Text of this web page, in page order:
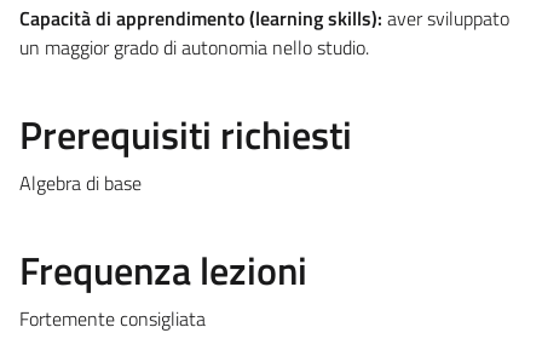
Capacità di apprendimento (learning skills): aver sviluppato
un maggior grado di autonomia nello studio.
Prerequisiti richiesti
Algebra di base
Frequenza lezioni
Fortemente consigliata